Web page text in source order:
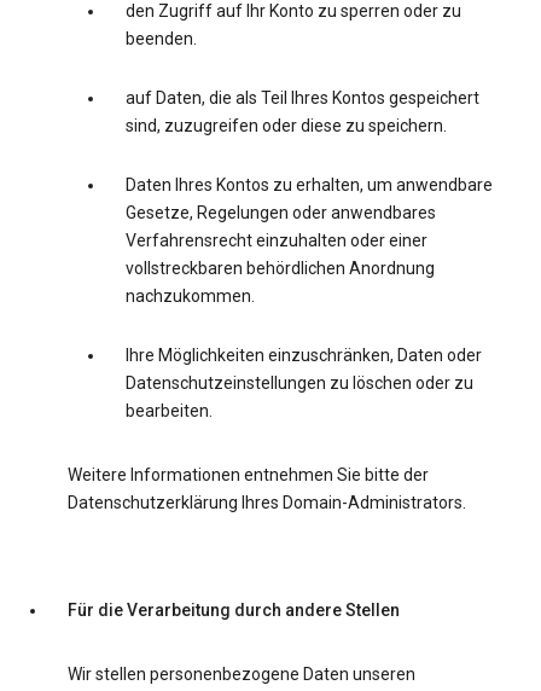
den Zugriff auf Ihr Konto zu sperren oder zu
beenden.
auf Daten, die als Teil Ihres Kontos gespeichert
sind, zuzugreifen oder diese zu speichern.
Daten Ihres Kontos zu erhalten, um anwendbare
Gesetze, Regelungen oder anwendbares
Verfahrensrecht einzuhalten oder einer
vollstreckbaren behördlichen Anordnung
nachzukommen.
Ihre Möglichkeiten einzuschränken, Daten oder
Datenschutzeinstellungen zu löschen oder zu
bearbeiten.
Weitere Informationen entnehmen Sie bitte der
Datenschutzerklärung Ihres Domain-Administrators.
Für die Verarbeitung durch andere Stellen
Wir stellen personenbezogene Daten unseren